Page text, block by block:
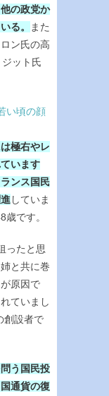
の政党か
る。
また
ン氏の高
ット氏
い頃の顔
極右やレ
います
ンス国民
していま
です。
ったと思
と共に巻
原因で
ていまし
創設者で
う国民投
通貨の復